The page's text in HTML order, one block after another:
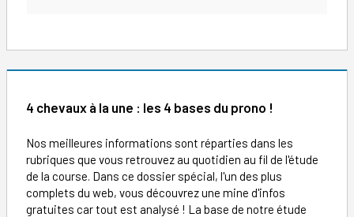
4 chevaux à la une : les 4 bases du prono !
Nos meilleures informations sont réparties dans les
rubriques que vous retrouvez au quotidien au fil de l'étude
de la course. Dans ce dossier spécial, l'un des plus
complets du web, vous découvrez une mine d'infos
gratuites car tout est analysé ! La base de notre étude